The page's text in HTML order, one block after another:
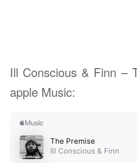
Ill Conscious & Finn –
apple Music: